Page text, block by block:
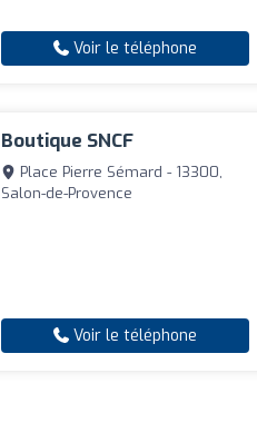
Voir le téléphone
Boutique SNCF
Place Pierre Sémard - 13300,
Salon-de-Provence
Voir le téléphone